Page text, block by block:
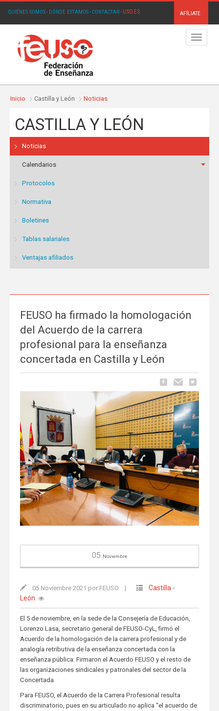
QUIÉNES SOMOS· DÓNDE ESTAMOS· CONTACTAR· USO.ES AFÍLIATE
Menú
Inicio Castilla y León Noticias
CASTILLA Y LEÓN
Noticias
Calendarios
Protocolos
Normativa
Boletines
Tablas salariales
Ventajas afiliados
FEUSO ha firmado la homologación
del Acuerdo de la carrera
profesional para la enseñanza
concertada en Castilla y León
05 Noviembre
05 Noviembre 2021 por FEUSO |
Castilla -
León
El 5 de noviembre, en la sede de la Consejería de Educación,
Lorenzo Lasa, secretario general de FEUSO-CyL, firmó el
Acuerdo de la homologación de la carrera profesional y de
analogía retributiva de la enseñanza concertada con la
enseñanza pública. Firmaron el Acuerdo FEUSO y el resto de
las organizaciones sindicales y patronales del sector de la
Concertada.
Para FEUSO, el Acuerdo de la Carrera Profesional resulta
discriminatorio, pues en su articulado no aplica “el acuerdo de